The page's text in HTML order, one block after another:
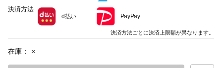
在庫： ×
決済方法
d払い PayPay
決済方法ごとに決済上限額が異なります。